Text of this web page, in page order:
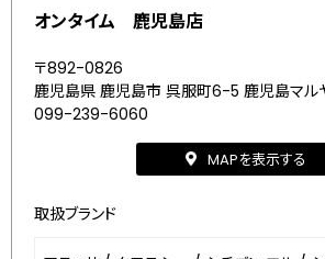
オンタイム 鹿児島店
〒892-0826
鹿児島県 鹿児島市 呉服町6-5 鹿児島マル
099-239-6060
MAPを表示する
取扱ブランド